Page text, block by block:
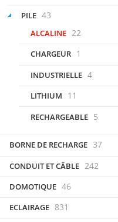
PILE 43
ALCALINE 22
CHARGEUR 1
INDUSTRIELLE 4
LITHIUM 11
RECHARGEABLE 5
BORNE DE RECHARGE 37
CONDUIT ET CÂBLE 242
DOMOTIQUE 46
ECLAIRAGE 831